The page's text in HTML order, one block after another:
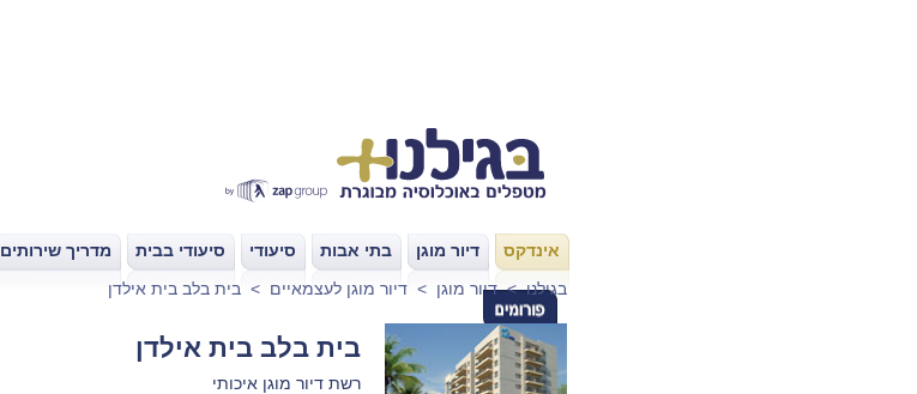
אינדקס דיור מוגן בתי אבות סיעודי סיעודי בבית מדריך שירותים
בגילנו>דיור מוגן > דיור מוגן לעצמאיים > בית בלב בית אילדן
בית בלב בית אילדן
רשת דיור מוגן איכותי